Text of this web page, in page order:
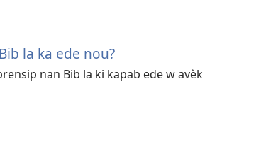
la ka ede nou?
nan Bib la ki kapab ede w avèk